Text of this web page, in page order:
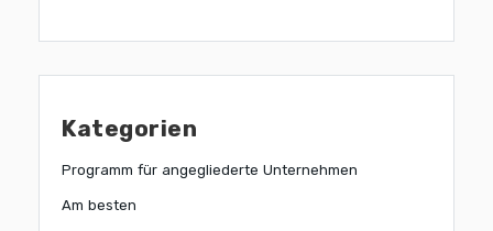
Kategorien
Programm für angegliederte Unternehmen
Am besten